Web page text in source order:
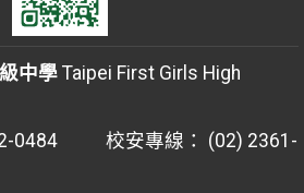
中學Taipei First Girls High
0484 校安專線： (02) 2361-